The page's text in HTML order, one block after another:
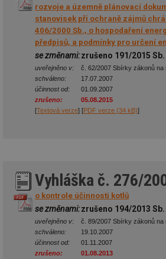
rozvoje a územně plánovací
stanovisek při ochraně zájmů
406/2000 Sb., o hospodaření
předpisů, a podmínky pro určení
se změnami:zrušeno 191/2015 Sb.
uveřejněno v:
č. 62/2007 Sbírky zákonů na
schváleno:
17.07.2007
účinnost od:
01.09.2007
zrušeno:
05.08.2015
[Textová verze] [PDF verze (34 kB)]
Vyhláška č. 276/
o kontrole účinnosti kotlů
se změnami:zrušeno 194/2013 Sb.
uveřejněno v:
č. 89/2007 Sbírky zákonů na
schváleno:
19.10.2007
účinnost od:
01.11.2007
zrušeno:
01.08.2013